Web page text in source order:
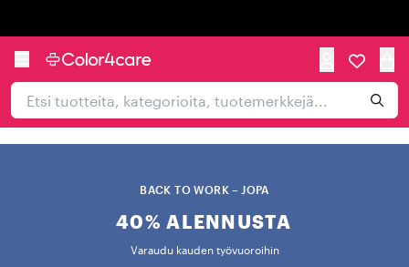
BACK TO WORK – JOPA
40% ALENNUSTA
Varaudu kauden työvuoroihin